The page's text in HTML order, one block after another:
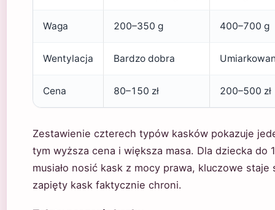
Waga 200–350 g 400–700 g
Wentylacja Bardzo dobra
Cena 80–150 zł 200–500 zł
Zestawienie czterech typów kasków pokazuje
tym wyższa cena i większa masa. Dla dziecka
musiało nosić kask z mocy prawa, kluczowe
zapięty kask faktycznie chroni.